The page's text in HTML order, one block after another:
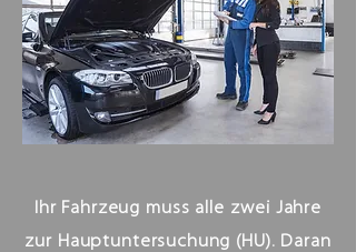
Ihr Fahrzeug muss alle zwei Jahre
zur Hauptuntersuchung (HU). Daran